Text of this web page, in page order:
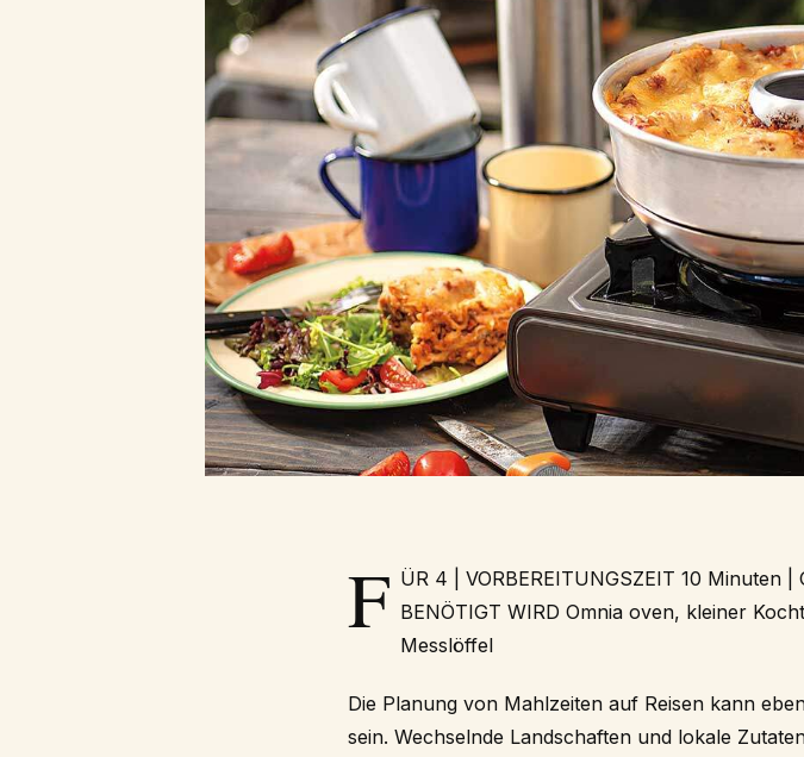
F ÜR 4 | VORBEREITUNGSZEIT 10 Minuten |
BENÖTIGT WIRD Omnia oven, kleiner
Messlöffel
Die Planung von Mahlzeiten auf Reisen kann
sein. Wechselnde Landschaften und lokale